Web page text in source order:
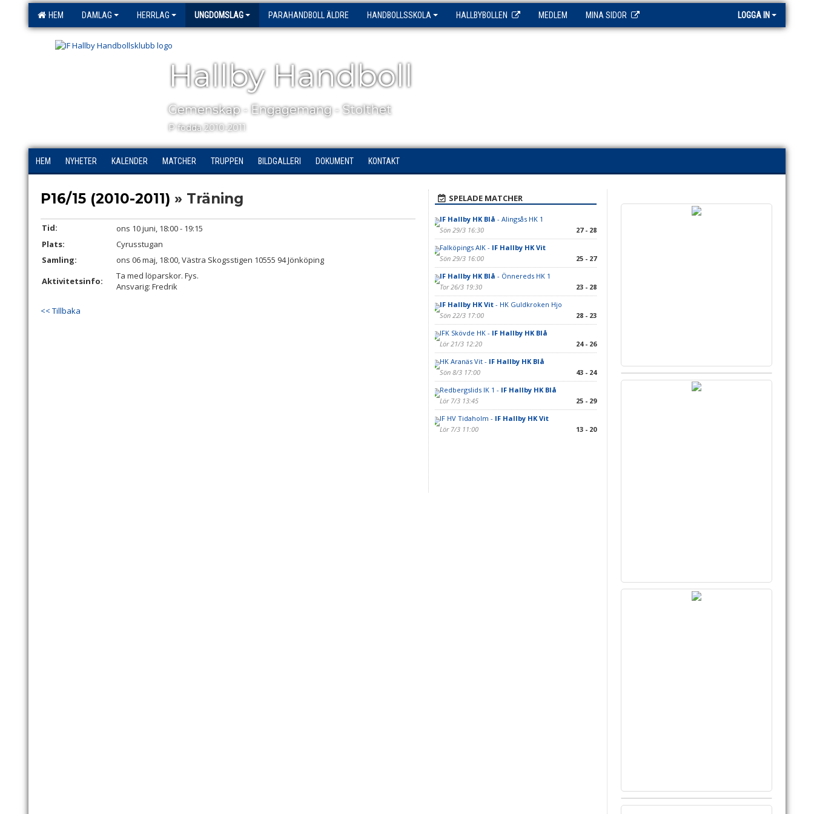
HEM DAMLAG HERRLAG UNGDOMSLAG PARAHANDBOLL ÄLDRE HANDBOLLSSKOLA HALLBYBOLLEN MEDLEM MINA SIDOR LOGGA IN
Hallby Handboll
Gemenskap - Engagemang - Stolthet
P födda 2010-2011
HEM NYHETER KALENDER MATCHER TRUPPEN BILDGALLERI DOKUMENT KONTAKT
P16/15 (2010-2011) » Träning
Tid:
ons 10 juni, 18:00 - 19:15
Plats:
Cyrusstugan
Samling:
ons 06 maj, 18:00, Västra Skogsstigen 10555 94 Jönköping
Aktivitetsinfo:
Ta med löparskor. Fys.
Ansvarig: Fredrik
<< Tillbaka
SPELADE MATCHER
IF Hallby HK Blå - Alingsås HK 1
Sön 29/3 16:30
27 - 28
Falköpings AIK - IF Hallby HK Vit
Sön 29/3 16:00
25 - 27
IF Hallby HK Blå - Önnereds HK 1
Tor 26/3 19:30
23 - 28
IF Hallby HK Vit- HK Guldkroken Hjo
Sön 22/3 17:00
28 - 23
IFK Skövde HK - IF Hallby HK Blå
Lör 21/3 12:20
24 - 26
HK Aranäs Vit - IF Hallby HK Blå
Sön 8/3 17:00
43 - 24
Redbergslids IK 1 - IF Hallby HK Blå
Lör 7/3 13:45
25 - 29
IF HV Tidaholm - IF Hallby HK Vit
Lör 7/3 11:00
13 - 20